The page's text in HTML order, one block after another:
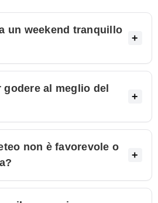
un weekend tranquillo
al meglio del
non è favorevole o